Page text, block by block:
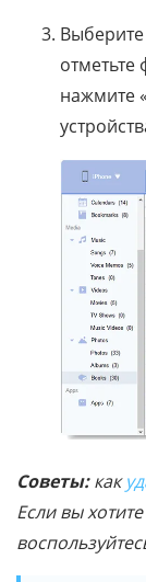
отметьте
нажмите «
Советы:как
Если вы